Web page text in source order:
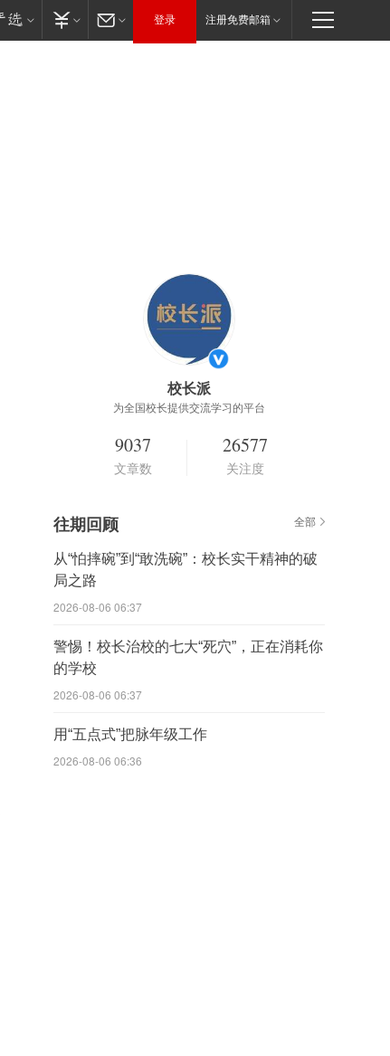
登录 注册免费邮箱
校长派
为全国校长提供交流学习的平台
9037
文章数
26577
关注度
往期回顾 全部
从“怕摔碗”到“敢洗碗”：校长实干精神的破
局之路
2026-08-06 06:37
警惕！校长治校的七大“死穴”，正在消耗你
的学校
2026-08-06 06:37
用“五点式”把脉年级工作
2026-08-06 06:36